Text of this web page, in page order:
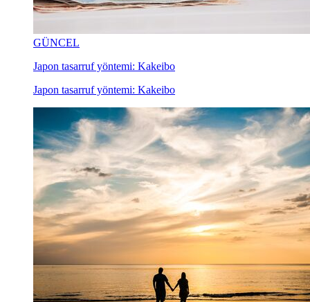
GÜNCEL
Japon tasarruf yöntemi: Kakeibo
Japon tasarruf yöntemi: Kakeibo